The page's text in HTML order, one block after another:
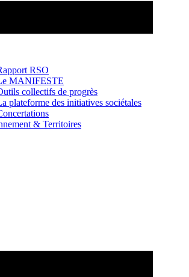
RSO
MANIFESTE
collectifs de progrès
plateforme des initiatives sociétales
& Territoires